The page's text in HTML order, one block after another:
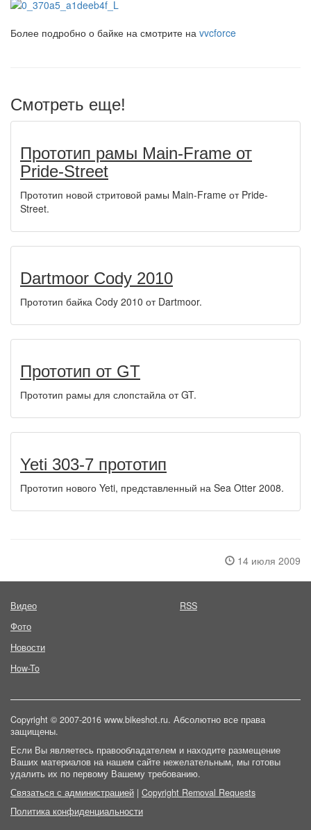
Более подробно о байке на смотрите на vvcforce
Смотреть еще!
Прототип рамы Main-Frame от
Pride-Street
Прототип новой стритовой рамы Main-Frame от Pride-
Street.
Dartmoor Cody 2010
Прототип байка Cody 2010 от Dartmoor.
Прототип от GT
Прототип рамы для слопстайла от GT.
Yeti 303-7 прототип
Прототип нового Yeti, представленный на Sea Otter 2008.
14 июля 2009
Видео
Фото
Новости
How-To
RSS
Copyright © 2007-2016 www.bikeshot.ru. Абсолютно все права
защищены.
Если Вы являетесь правообладателем и находите размещение
Ваших материалов на нашем сайте нежелательным, мы готовы
удалить их по первому Вашему требованию.
Связаться с администрацией | Copyright Removal Requests
Политика конфиденциальности